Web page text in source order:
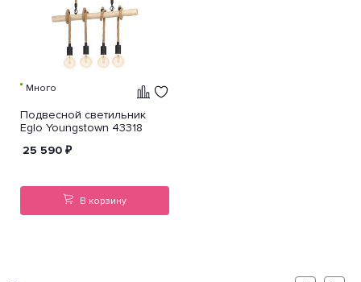
Много
Подвесной светильник
Eglo Youngstown 43318
25 590 ₽
В корзину